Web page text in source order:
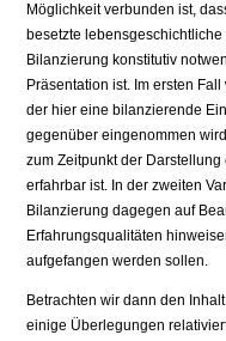
Möglichkeit verbunden ist,
besetzte
Bilanzierung konstitutiv
Präsentation ist. Im ersten
der hier eine bilanzierende
gegenüber eingenommen
zum Zeitpunkt der
erfahrbar ist. In der zweiten
Bilanzierung dagegen auf
Erfahrungsqualitäten
aufgefangen werden sollen.
Betrachten wir dann den
einige Überlegungen